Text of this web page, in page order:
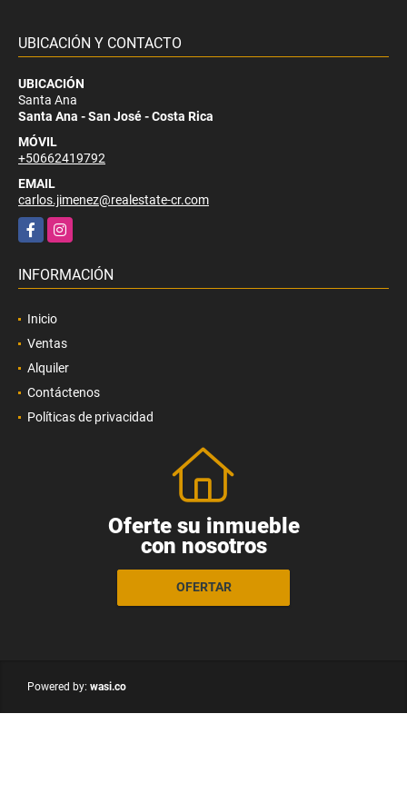
UBICACIÓN Y CONTACTO
UBICACIÓN
Santa Ana
Santa Ana - San José - Costa Rica
MÓVIL
+50662419792
EMAIL
carlos.jimenez@realestate-cr.com
FacebookInstagram
INFORMACIÓN
Inicio
Ventas
Alquiler
Contáctenos
Políticas de privacidad
Oferte su inmueble
con nosotros
OFERTAR
Powered by: wasi.co